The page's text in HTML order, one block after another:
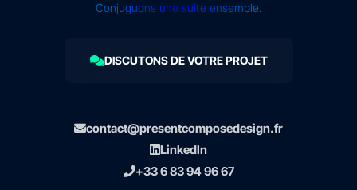
Conjuguons une suite ensemble.
DISCUTONS DE VOTRE PROJET
contact@presentcomposedesign.fr
LinkedIn
+33 6 83 94 96 67